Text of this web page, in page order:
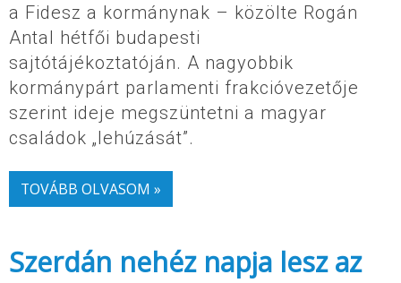
a Fidesz a kormánynak – közölte Rogán
Antal hétfői budapesti
sajtótájékoztatóján. A nagyobbik
kormánypárt parlamenti frakcióvezetője
szerint ideje megszüntetni a magyar
családok „lehúzását”.
TOVÁBB OLVASOM »
Szerdán nehéz napja lesz az